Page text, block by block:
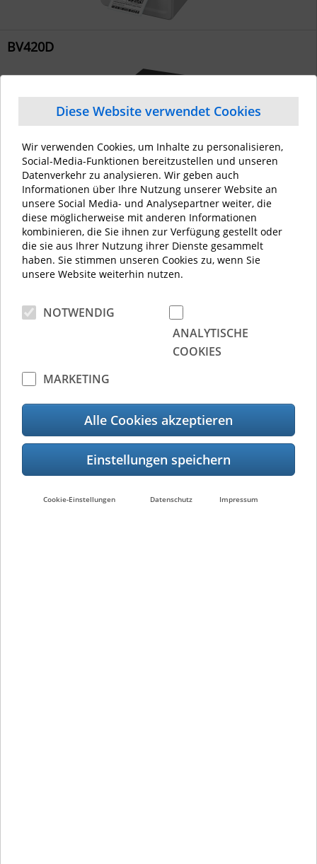
BV420D
BV420D-GL (Linerless Modell)
BV420T
Diese Website verwendet Cookies
Wir verwenden Cookies, um Inhalte zu personalisieren,
Social-Media-Funktionen bereitzustellen und unseren
Datenverkehr zu analysieren. Wir geben auch
Informationen über Ihre Nutzung unserer Website an
unsere Social Media- und Analysepartner weiter, die
diese möglicherweise mit anderen Informationen
kombinieren, die Sie ihnen zur Verfügung gestellt oder
die sie aus Ihrer Nutzung ihrer Dienste gesammelt
haben. Sie stimmen unseren Cookies zu, wenn Sie
unsere Website weiterhin nutzen.
NOTWENDIG
ANALYTISCHE
COOKIES
MARKETING
Alle Cookies akzeptieren
Cookie-Einstellungen Datenschutz Impressum